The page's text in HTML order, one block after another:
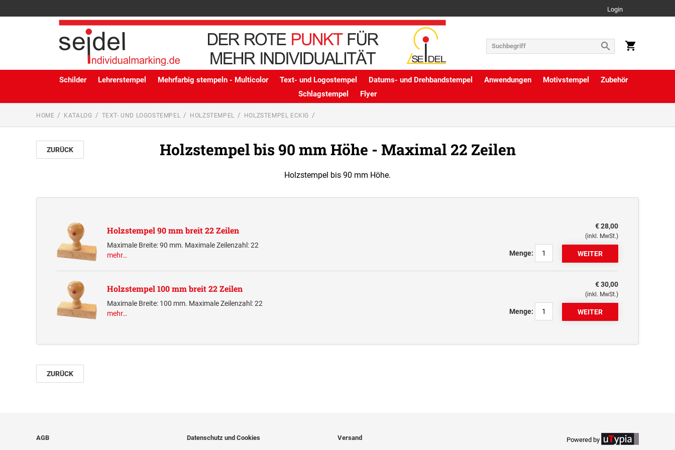
Login
Schilder Lehrerstempel Mehrfarbig stempeln - Multicolor Text- und Logostempel Datums- und Drehbandstempel Anwendungen Motivstempel
Zubehör
Schlagstempel
Flyer
HOME KATALOG TEXT- UND LOGOSTEMPEL HOLZSTEMPEL HOLZSTEMPEL ECKIG
ZURÜCK Holzstempel bis 90 mm Höhe - Maximal 22 Zeilen
Holzstempel bis 90 mm Höhe.
Holzstempel 90 mm breit 22 Zeilen
Maximale Breite: 90 mm. Maximale Zeilenzahl: 22
mehr…
€ 28,00
(inkl. MwSt.)
Menge:
Holzstempel 100 mm breit 22 Zeilen
Maximale Breite: 100 mm. Maximale Zeilenzahl: 22
mehr…
€ 30,00
(inkl. MwSt.)
Menge:
ZURÜCK
AGB Datenschutz und Cookies Versand Powered by